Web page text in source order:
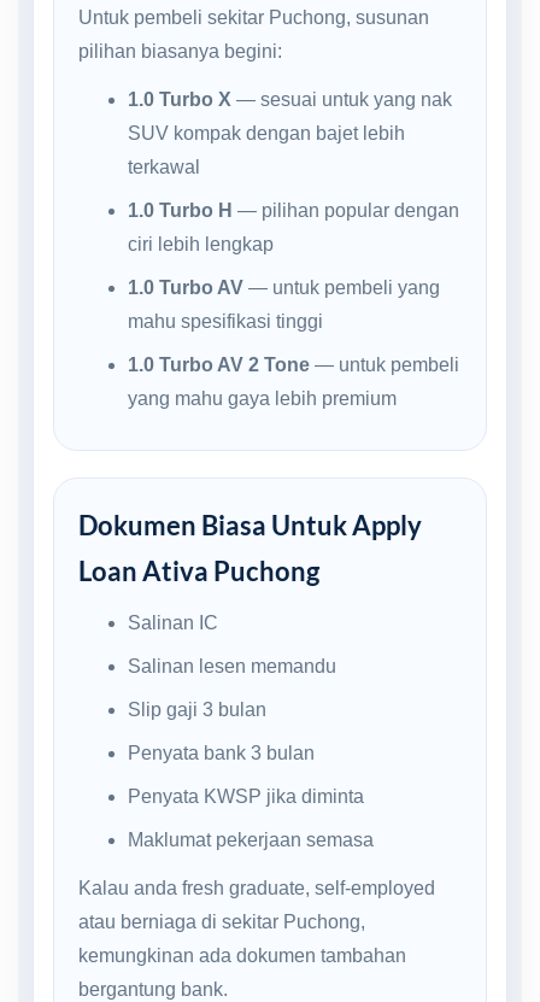
Untuk pembeli sekitar Puchong, susunan
pilihan biasanya begini:
1.0 Turbo X — sesuai untuk yang nak
SUV kompak dengan bajet lebih
terkawal
1.0 Turbo H — pilihan popular dengan
ciri lebih lengkap
1.0 Turbo AV— untuk pembeli yang
mahu spesifikasi tinggi
1.0 Turbo AV 2 Tone— untuk pembeli
yang mahu gaya lebih premium
Dokumen Biasa Untuk Apply
Loan Ativa Puchong
Salinan IC
Salinan lesen memandu
Slip gaji 3 bulan
Penyata bank 3 bulan
Penyata KWSP jika diminta
Maklumat pekerjaan semasa
Kalau anda fresh graduate, self-employed
atau berniaga di sekitar Puchong,
kemungkinan ada dokumen tambahan
bergantung bank.